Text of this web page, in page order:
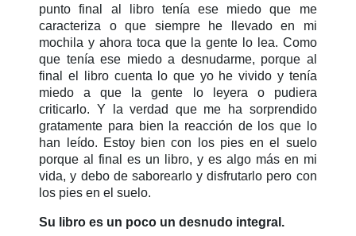
punto final al libro tenía ese miedo que me
caracteriza o que siempre he llevado en mi
mochila y ahora toca que la gente lo lea. Como
que tenía ese miedo a desnudarme, porque al
final el libro cuenta lo que yo he vivido y tenía
miedo a que la gente lo leyera o pudiera
criticarlo. Y la verdad que me ha sorprendido
gratamente para bien la reacción de los que lo
han leído. Estoy bien con los pies en el suelo
porque a lfinal es un libro, y es algo más en mi
vida, y debo de saborearlo y disfrutarlo pero con
los pies en el suelo.
Su libro es un poco un desnudo integral.